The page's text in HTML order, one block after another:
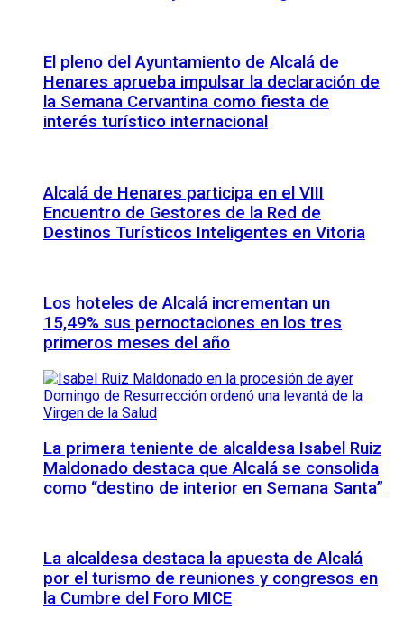
El pleno del Ayuntamiento de Alcalá de
Henares aprueba impulsar la declaración de
la Semana Cervantina como fiesta de
interés turístico internacional
Alcalá de Henares participa en el VIII
Encuentro de Gestores de la Red de
Destinos Turísticos Inteligentes en Vitoria
Los hoteles de Alcalá incrementan un
15,49% sus pernoctaciones en los tres
primeros meses del año
La primera teniente de alcaldesa Isabel Ruiz
Maldonado destaca que Alcalá se consolida
como “destino de interior en Semana Santa”
La alcaldesa destaca la apuesta de Alcalá
por el turismo de reuniones y congresos en
la Cumbre del Foro MICE